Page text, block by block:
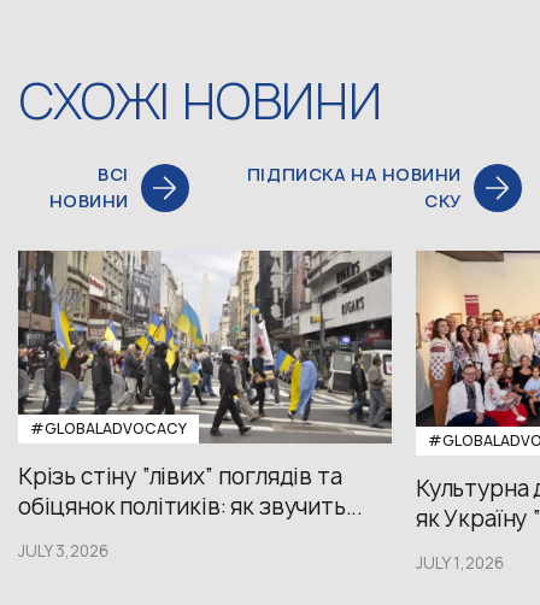
СХОЖІ НОВИНИ
ВСІ
НОВИНИ
ПІДПИСКА НА НОВИНИ
СКУ
#GLOBALADVOCACY
Крізь стіну “лівих” поглядів та
обіцянок політиків: як звучить...
JULY 3,2026
Культурна
як
JULY 1,2026